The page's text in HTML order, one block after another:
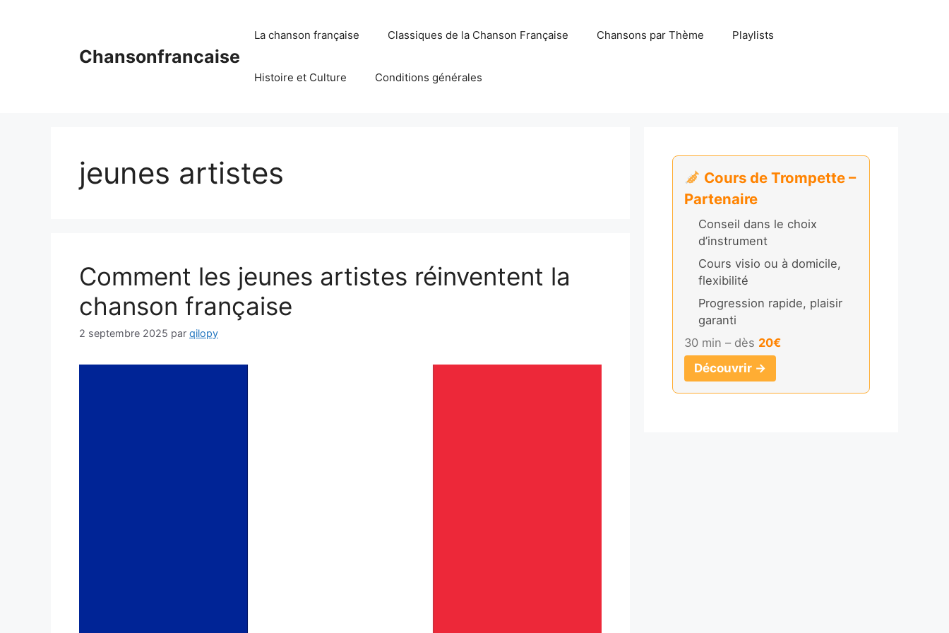
Chansonfrancaise
La chanson française Classiques de la Chanson Française Chansons par Thème Playlists
Histoire et Culture Conditions générales
jeunes artistes
Comment les jeunes artistes réinventent la
chanson française
2 septembre 2025 par qilopy
Cours de Trompette –
Partenaire
Conseil dans le choix
d’instrument
Cours visio ou à domicile,
flexibilité
Progression rapide, plaisir
garanti
30 min – dès 20€
Découvrir →